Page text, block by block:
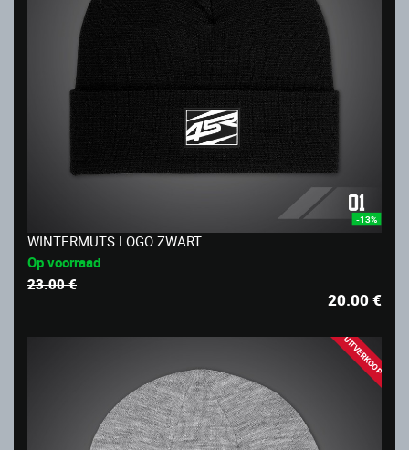
-13%
WINTERMUTS LOGO ZWART
Op voorraad
23.00 €
20.00€
UITVERKOOP